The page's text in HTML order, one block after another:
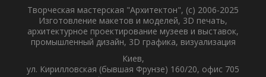
Творческая мастерская "Архитектон", (с) 2006-2025
Изготовление макетов и моделей, 3D печать,
архитектурное проектирование музеев и выставок,
промышленный дизайн, 3D графика, визуализация
Киев,
ул. Кирилловская (бывшая Фрунзе) 160/20, офис 705